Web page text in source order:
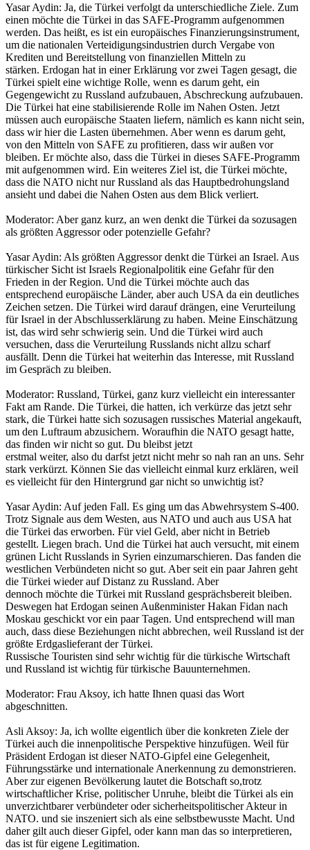
Yasar Aydin: Ja, die Türkei verfolgt da unterschiedliche Ziele. Zum
einen möchte die Türkei in das SAFE-Programm aufgenommen
werden. Das heißt, es ist ein europäisches Finanzierungsinstrument,
um die nationalen Verteidigungsindustrien durch Vergabe von
Krediten und Bereitstellung von finanziellen Mitteln zu
stärken. Erdogan hat in einer Erklärung vor zwei Tagen gesagt, die
Türkei spielt eine wichtige Rolle, wenn es darum geht, ein
Gegengewicht zu Russland aufzubauen, Abschreckung aufzubauen.
Die Türkei hat eine stabilisierende Rolle im Nahen Osten. Jetzt
müssen auch europäische Staaten liefern, nämlich es kann nicht sein,
dass wir hier die Lasten übernehmen. Aber wenn es darum geht,
von den Mitteln von SAFE zu profitieren, dass wir außen vor
bleiben. Er möchte also, dass die Türkei in dieses SAFE-Programm
mit aufgenommen wird. Ein weiteres Ziel ist, die Türkei möchte,
dass die NATO nicht nur Russland als das Hauptbedrohungsland
ansieht und dabei die Nahen Osten aus dem Blick verliert.
Moderator: Aber ganz kurz, an wen denkt die Türkei da sozusagen
als größten Aggressor oder potenzielle Gefahr?
Yasar Aydin: Als größten Aggressor denkt die Türkei an Israel. Aus
türkischer Sicht ist Israels Regionalpolitik eine Gefahr für den
Frieden in der Region. Und die Türkei möchte auch das
entsprechend europäische Länder, aber auch USA da ein deutliches
Zeichen setzen. Die Türkei wird darauf drängen, eine Verurteilung
für Israel in der Abschlusserklärung zu haben. Meine Einschätzung
ist, das wird sehr schwierig sein. Und die Türkei wird auch
versuchen, dass die Verurteilung Russlands nicht allzu scharf
ausfällt. Denn die Türkei hat weiterhin das Interesse, mit Russland
im Gespräch zu bleiben.
Moderator: Russland, Türkei, ganz kurz vielleicht ein interessanter
Fakt am Rande. Die Türkei, die hatten, ich verkürze das jetzt sehr
stark, die Türkei hatte sich sozusagen russisches Material angekauft,
um den Luftraum abzusichern. Woraufhin die NATO gesagt hatte,
das finden wir nicht so gut. Du bleibst jetzt
erstmal weiter, also du darfst jetzt nicht mehr so nah ran an uns. Sehr
stark verkürzt. Können Sie das vielleicht einmal kurz erklären, weil
es vielleicht für den Hintergrund gar nicht so unwichtig ist?
Yasar Aydin: Auf jeden Fall. Es ging um das Abwehrsystem S-400.
Trotz Signale aus dem Westen, aus NATO und auch aus USA hat
die Türkei das erworben. Für viel Geld, aber nicht in Betrieb
gestellt. Liegen brach. Und die Türkei hat auch versucht, mit einem
grünen Licht Russlands in Syrien einzumarschieren. Das fanden die
westlichen Verbündeten nicht so gut. Aber seit ein paar Jahren geht
die Türkei wieder auf Distanz zu Russland. Aber
dennoch möchte die Türkei mit Russland gesprächsbereit bleiben.
Deswegen hat Erdogan seinen Außenminister Hakan Fidan nach
Moskau geschickt vor ein paar Tagen. Und entsprechend will man
auch, dass diese Beziehungen nicht abbrechen, weil Russland ist der
größte Erdgaslieferant der Türkei.
Russische Touristen sind sehr wichtig für die türkische Wirtschaft
und Russland ist wichtig für türkische Bauunternehmen.
Moderator: Frau Aksoy, ich hatte Ihnen quasi das Wort
abgeschnitten.
Asli Aksoy: Ja, ich wollte eigentlich über die konkreten Ziele der
Türkei auch die innenpolitische Perspektive hinzufügen. Weil für
Präsident Erdogan ist dieser NATO-Gipfel eine Gelegenheit,
Führungsstärke und internationale Anerkennung zu demonstrieren.
Aber zur eigenen Bevölkerung lautet die Botschaft so,trotz
wirtschaftlicher Krise, politischer Unruhe, bleibt die Türkei als ein
unverzichtbarer verbündeter oder sicherheitspolitischer Akteur in
NATO. und sie inszeniert sich als eine selbstbewusste Macht. Und
daher gilt auch dieser Gipfel, oder kann man das so interpretieren,
das ist für eigene Legitimation.